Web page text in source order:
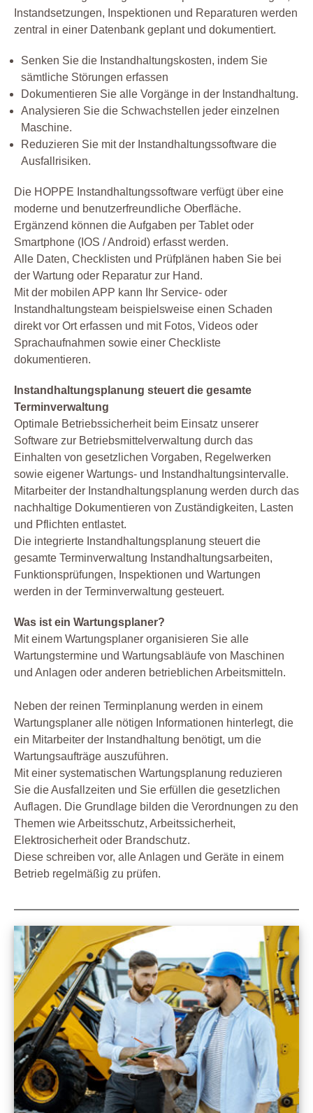
Instandsetzungen, Inspektionen und Reparaturen werden
zentral in einer Datenbank geplant und dokumentiert.
Senken Sie die Instandhaltungskosten, indem Sie
sämtliche Störungen erfassen
Dokumentieren Sie alle Vorgänge in der Instandhaltung.
Analysieren Sie die Schwachstellen jeder einzelnen
Maschine.
Reduzieren Sie mit der Instandhaltungssoftware die
Ausfallrisiken.
Die HOPPE Instandhaltungssoftware verfügt über eine
moderne und benutzerfreundliche Oberfläche.
Ergänzend können die Aufgaben per Tablet oder
Smartphone (IOS / Android) erfasst werden.
Alle Daten, Checklisten und Prüfplänen haben Sie bei
der Wartung oder Reparatur zur Hand.
Mit der mobilen APP kann Ihr Service- oder
Instandhaltungsteam beispielsweise einen Schaden
direkt vor Ort erfassen und mit Fotos, Videos oder
Sprachaufnahmen sowie einer Checkliste
dokumentieren.
Instandhaltungsplanung steuert die gesamte
Terminverwaltung
Optimale Betriebssicherheit beim Einsatz unserer
Software zur Betriebsmittelverwaltung durch das
Einhalten von gesetzlichen Vorgaben, Regelwerken
sowie eigener Wartungs- und Instandhaltungsintervalle.
Mitarbeiter der Instandhaltungsplanung werden durch das
nachhaltige Dokumentieren von Zuständigkeiten, Lasten
und Pflichten entlastet.
Die integrierte Instandhaltungsplanung steuert die
gesamte Terminverwaltung Instandhaltungsarbeiten,
Funktionsprüfungen, Inspektionen und Wartungen
werden in der Terminverwaltung gesteuert.
Was ist ein Wartungsplaner?
Mit einem Wartungsplaner organisieren Sie alle
Wartungstermine und Wartungsabläufe von Maschinen
und Anlagen oder anderen betrieblichen Arbeitsmitteln.
Neben der reinen Terminplanung werden in einem
Wartungsplaner alle nötigen Informationen hinterlegt, die
ein Mitarbeiter der Instandhaltung benötigt, um die
Wartungsaufträge auszuführen.
Mit einer systematischen Wartungsplanung reduzieren
Sie die Ausfallzeiten und Sie erfüllen die gesetzlichen
Auflagen. Die Grundlage bilden die Verordnungen zu den
Themen wie Arbeitsschutz, Arbeitssicherheit,
Elektrosicherheit oder Brandschutz.
Diese schreiben vor, alle Anlagen und Geräte in einem
Betrieb regelmäßig zu prüfen.